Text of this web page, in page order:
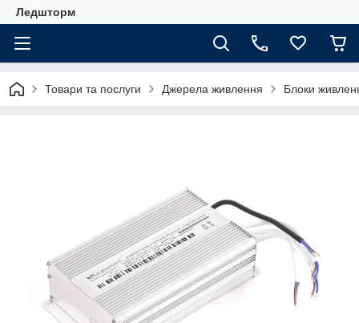
Ледшторм
Товари та послуги Джерела живлення Блоки